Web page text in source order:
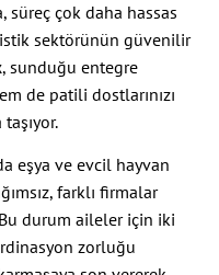
süreç çok daha hassas
sektörünün güvenilir
, sunduğu entegre
de patili dostlarınızı
eşya ve evcil hayvan
farklı firmalar
durum aileler için iki
zorluğu